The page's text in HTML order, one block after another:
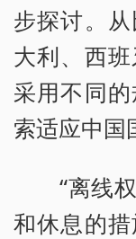
步探讨。
大利、西
采用不同
索适应中国
“离线权
和休息的